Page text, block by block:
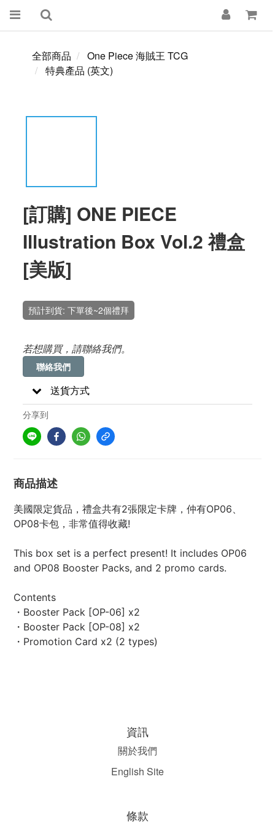
全部商品
One Piece 海賊王 TCG
特典產品 (英文)
[訂購] ONE PIECE
Illustration Box Vol.2 禮盒
[美版]
預計到貨: 下單後~2個禮拜
若想購買，請聯絡我們。
聯絡我們
送貨方式
分享到
商品描述
美國限定貨品，禮盒共有2張限定卡牌，仲有OP06、
OP08卡包，非常值得收藏!
This box set is a perfect present! It includes OP06
and OP08 Booster Packs, and 2 promo cards.
Contents
・Booster Pack [OP-06] x2
・Booster Pack [OP-08] x2
・Promotion Card x2 (2 types)
資訊
關於我們
English Site
條款